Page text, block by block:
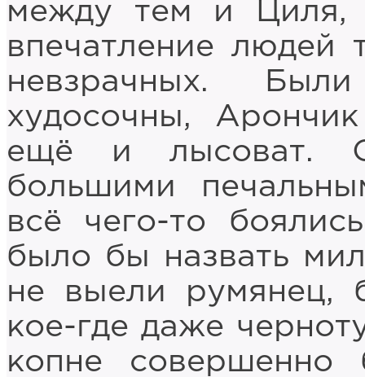
между тем и Циля,
впечатление
невзрачных.
худосочны,
ещё и лысоват.
большими
всё чего-то
было бы назвать
не выели румянец,
кое-где даже
копне совершенно